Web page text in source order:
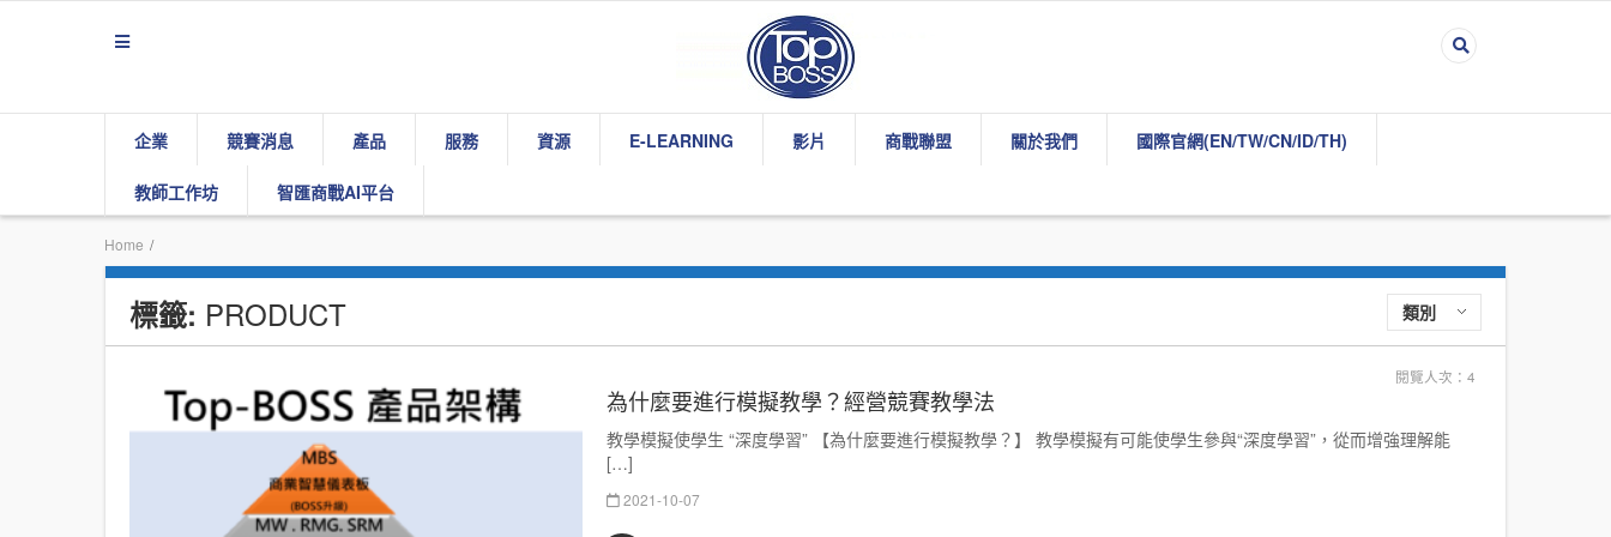
企業 競賽消息 產品 服務 資源 E-LEARNING 影片 商戰聯盟 關於我們 國際官網(EN/TW/CN/ID/TH)
教師工作坊 智匯商戰AI平台
Home /
標籤: PRODUCT 類別
閱覽人次：4
為什麼要進行模擬教學？經營競賽教學法
教學模擬使學生 “深度學習” 【為什麼要進行模擬教學？】 教學模擬有可能使學生參與“深度學習”，從而增強理解能
[…]
2021-10-07